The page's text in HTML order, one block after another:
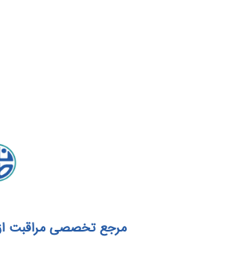
مرجع تخصصی مراقبت